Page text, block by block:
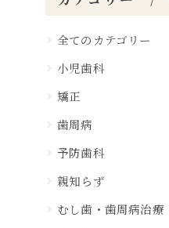
全てのカテゴリー
小児歯科
矯正
歯周病
予防歯科
親知らず
むし歯・歯周病治療